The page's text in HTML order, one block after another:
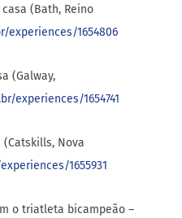
(Bath, Reino
experiences/1654806
(Galway,
experiences/1654741
Nova
1655931
o triatleta bicampeão –